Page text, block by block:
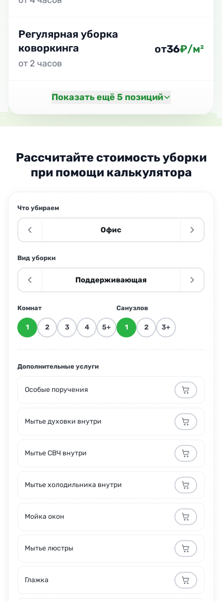
Регулярная уборка
коворкинга
от 2 часов
от36₽/м²
Показать ещё 5 позиций
Рассчитайте стоимость уборки
при помощи калькулятора
Что убираем
Офис
Вид уборки
Поддерживающая
Комнат
1 2 3 4 5+
Санузлов
1 2 3+
Дополнительные услуги
Особые поручения
Мытье духовки внутри
Мытье СВЧ внутри
Мытье холодильника внутри
Мойка окон
Мытье люстры
Глажка